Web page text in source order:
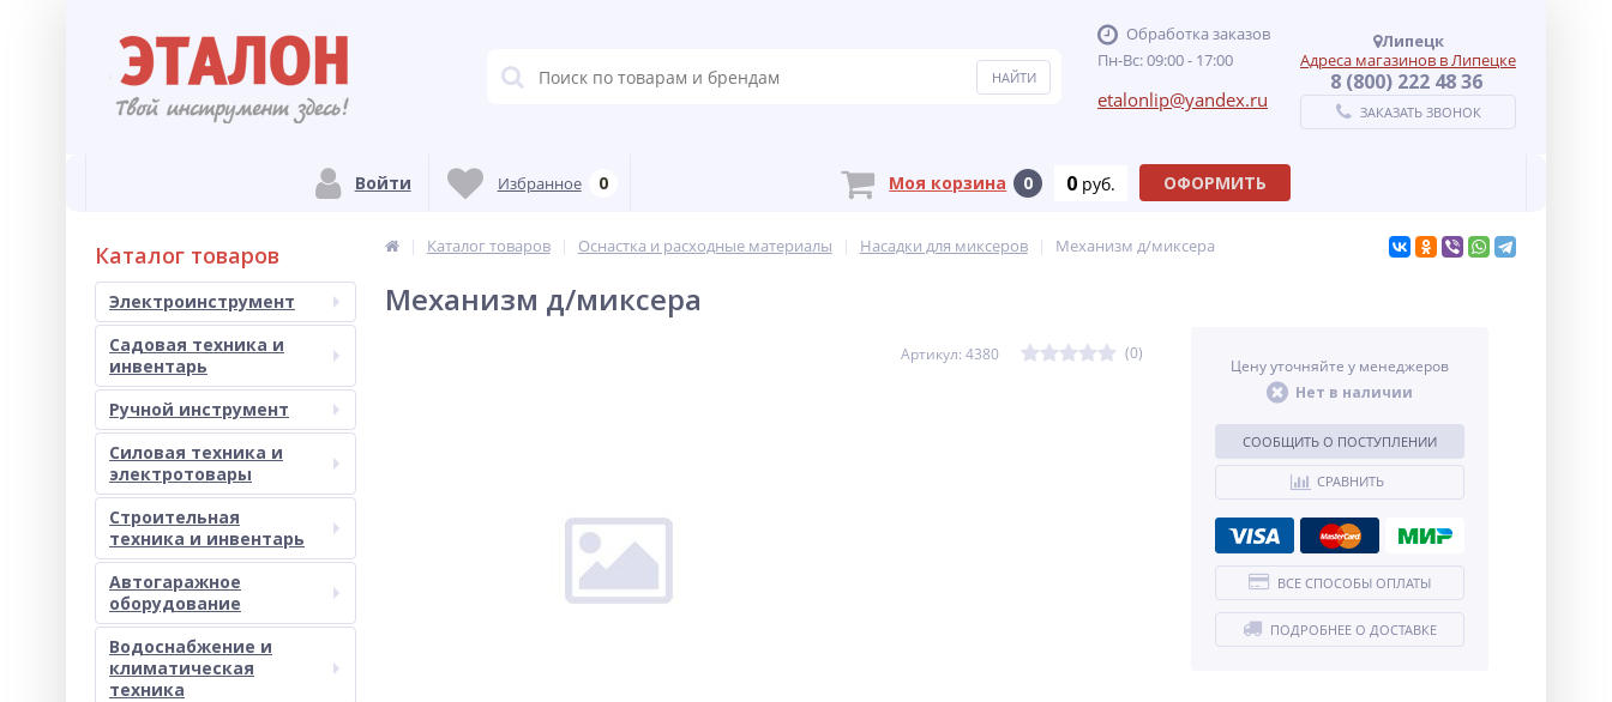
Обработка заказов
Пн-Вс: 09:00 - 17:00
etalonlip@yandex.ru
Липецк
Адреса магазинов в Липецке
8 (800) 222 48 36
ЗАКАЗАТЬ ЗВОНОК
Войти Избранное 0 Моя корзина 0 0 руб. ОФОРМИТЬ
Каталог товаров
Электроинструмент
Садовая техника и
инвентарь
Ручной инструмент
Силовая техника и
электротовары
Строительная
техника и инвентарь
Автогаражное
оборудование
Водоснабжение и
климатическая
техника
Каталог товаров Оснастка и расходные материалы Насадки для миксеров Механизм д/миксера
Механизм д/миксера
Артикул: 4380 (0)
Цену уточняйте у менеджеров
Нет в наличии
СООБЩИТЬ О ПОСТУПЛЕНИИ
СРАВНИТЬ
ВСЕ СПОСОБЫ ОПЛАТЫ
ПОДРОБНЕЕ О ДОСТАВКЕ